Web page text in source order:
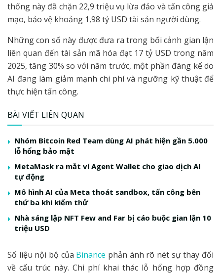
thống này đã chặn 22,9 triệu vụ lừa đảo và tấn công giả
mạo, bảo vệ khoảng 1,98 tỷ USD tài sản người dùng.
Những con số này được đưa ra trong bối cảnh gian lận
liên quan đến tài sản mã hóa đạt 17 tỷ USD trong năm
2025, tăng 30% so với năm trước, một phần đáng kể do
AI đang làm giảm mạnh chi phí và ngưỡng kỹ thuật để
thực hiện tấn công.
BÀI VIẾT LIÊN QUAN
Nhóm Bitcoin Red Team dùng AI phát hiện gần 5.000
lỗ hổng bảo mật
MetaMask ra mắt ví Agent Wallet cho giao dịch AI
tự động
Mô hình AI của Meta thoát sandbox, tấn công bên
thứ ba khi kiểm thử
Nhà sáng lập NFT Few and Far bị cáo buộc gian lận 10
triệu USD
Số liệu nội bộ của Binance phản ánh rõ nét sự thay đổi
về cấu trúc này. Chi phí khai thác lỗ hổng hợp đồng